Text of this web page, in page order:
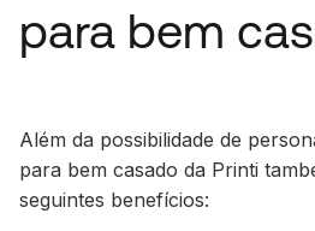
para bem
Além da possibilidade de
para bem casado da Printi
seguintes benefícios: